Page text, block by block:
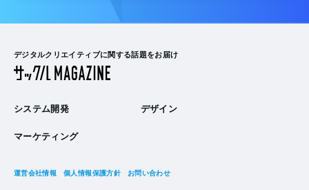
デジタルクリエイティブに関する話題をお届け
システム開発 デザイン
マーケティング
運営会社情報 個人情報保護方針 お問い合わせ